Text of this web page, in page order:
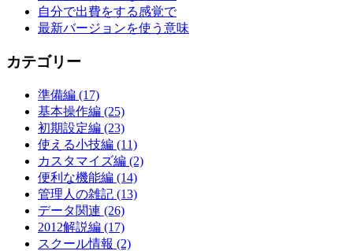
自分で出費をする感覚で
最新バージョンを使う意味
カテゴリー
準備編 (17)
基本操作編 (25)
初期設定編 (23)
使える小技編 (11)
カスタマイズ編 (2)
便利な機能編 (14)
管理人の雑記 (13)
データ関連 (26)
2012解説編 (17)
スクール情報 (2)